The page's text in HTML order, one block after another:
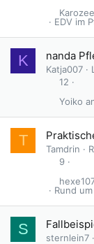
EDV im
Karozee
K nanda
Katja007
12
Yoiko
T Tamdrin
9
Rund
S sternlein7